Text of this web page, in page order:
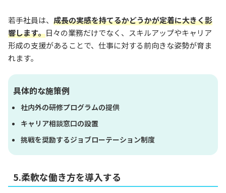
若手社員は、 成長の実感を持てるかどうかが定着に大きく影
響します。日々の業務だけでなく、スキルアップやキャリア
形成の支援があることで、仕事に対する前向きな姿勢が育ま
れます。
具体的な施策例
社内外の研修プログラムの提供
キャリア相談窓口の設置
挑戦を奨励するジョブローテーション制度
5.柔軟な働き方を導入する